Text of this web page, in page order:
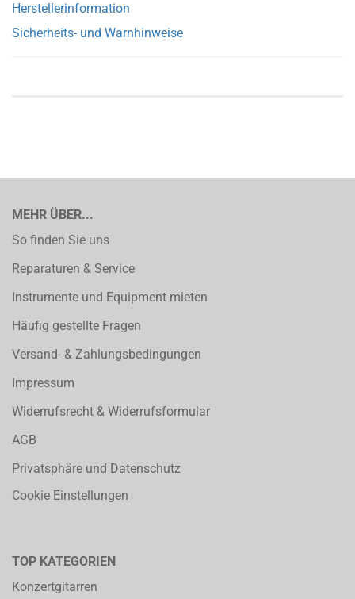
Herstellerinformation
Sicherheits- und Warnhinweise
MEHR ÜBER...
So finden Sie uns
Reparaturen & Service
Instrumente und Equipment mieten
Häufig gestellte Fragen
Versand- & Zahlungsbedingungen
Impressum
Widerrufsrecht & Widerrufsformular
AGB
Privatsphäre und Datenschutz
Cookie Einstellungen
TOP KATEGORIEN
Konzertgitarren